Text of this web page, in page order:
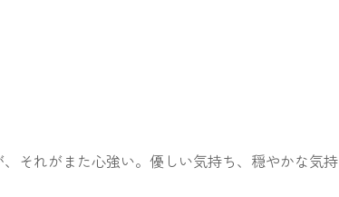
それがまた心強い。優しい気持ち、穏やかな気持